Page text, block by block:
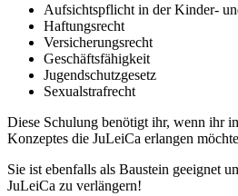
Aufsichtspflicht in der Kinder-
Haftungsrecht
Versicherungsrecht
Geschäftsfähigkeit
Jugendschutzgesetz
Sexualstrafrecht
Diese Schulung benötigt ihr, wenn ihr
Konzeptes die JuLeiCa erlangen
Sie ist ebenfalls als Baustein geeignet
JuLeiCa zu verlängern!